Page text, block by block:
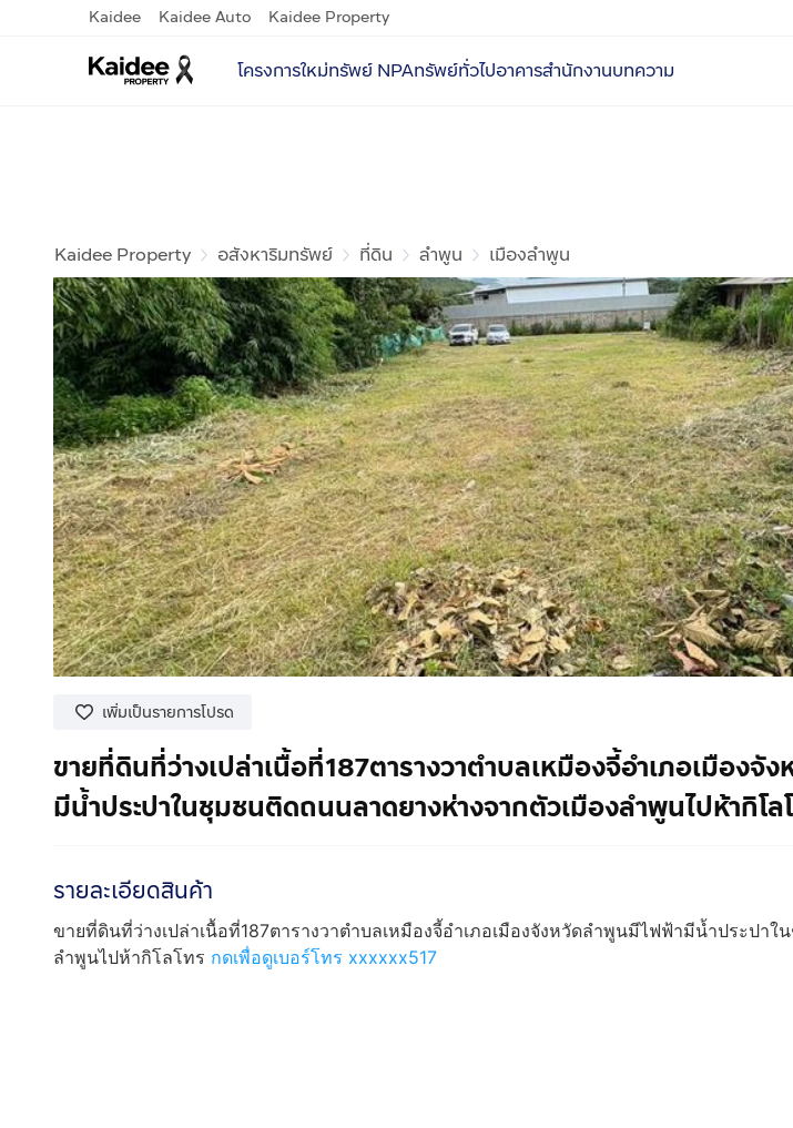
Kaidee Kaidee Auto Kaidee Property
โครงการใหม่ทรัพย์ NPAทรัพย์ทั่วไปอาคารสำนักงานบทความ
Kaidee Property อสังหาริมทรัพย์ ที่ดิน ลำพูน เมืองลำพูน
เพิ่มเป็นรายการโปรด
ขายที่ดินที่ว่างเปล่าเนื้อที่187ตารางวาตำบลเหมืองจี้อำเภอเมืองจั
มีน้ำประปาในชุมชนติดถนนลาดยางห่างจากตัวเมืองลำพูนไปห้ากิโลโ
รายละเอียดสินค้า
ขายที่ดินที่ว่างเปล่าเนื้อที่187ตารางวาตำบลเหมืองจี้อำเภอเมืองจังหวัดลำพูนมีไฟฟ้ามีน้ำประปา
ลำพูนไปห้ากิโลโทร กดเพื่อดูเบอร์โทร xxxxxx517